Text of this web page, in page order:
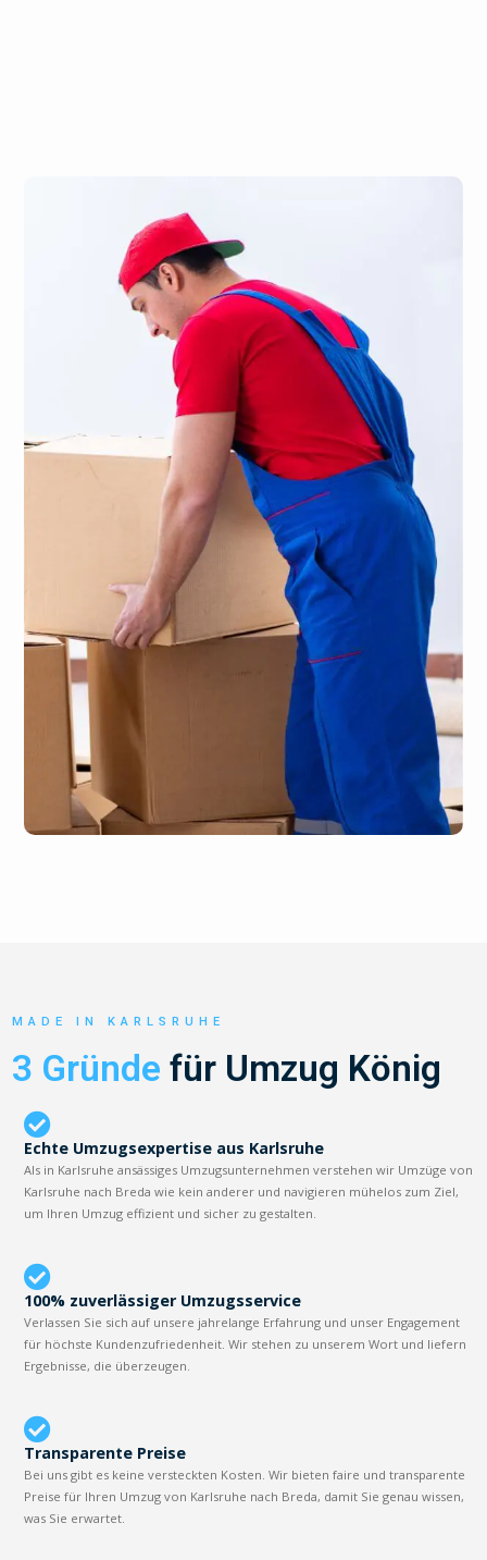
MADE IN KARLSRUHE
3 Gründe für Umzug König
Echte Umzugsexpertise aus Karlsruhe
Als in Karlsruhe ansässiges Umzugsunternehmen verstehen wir Umzüge von
Karlsruhe nach Breda wie kein anderer und navigieren mühelos zum Ziel,
um Ihren Umzug effizient und sicher zu gestalten.
100% zuverlässiger Umzugsservice
Verlassen Sie sich auf unsere jahrelange Erfahrung und unser Engagement
für höchste Kundenzufriedenheit. Wir stehen zu unserem Wort und liefern
Ergebnisse, die überzeugen.
Transparente Preise
Bei uns gibt es keine versteckten Kosten. Wir bieten faire und transparente
Preise für Ihren Umzug von Karlsruhe nach Breda, damit Sie genau wissen,
was Sie erwartet.